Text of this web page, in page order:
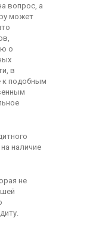
вопрос, а
может
о
в
к подобным
наличие
не